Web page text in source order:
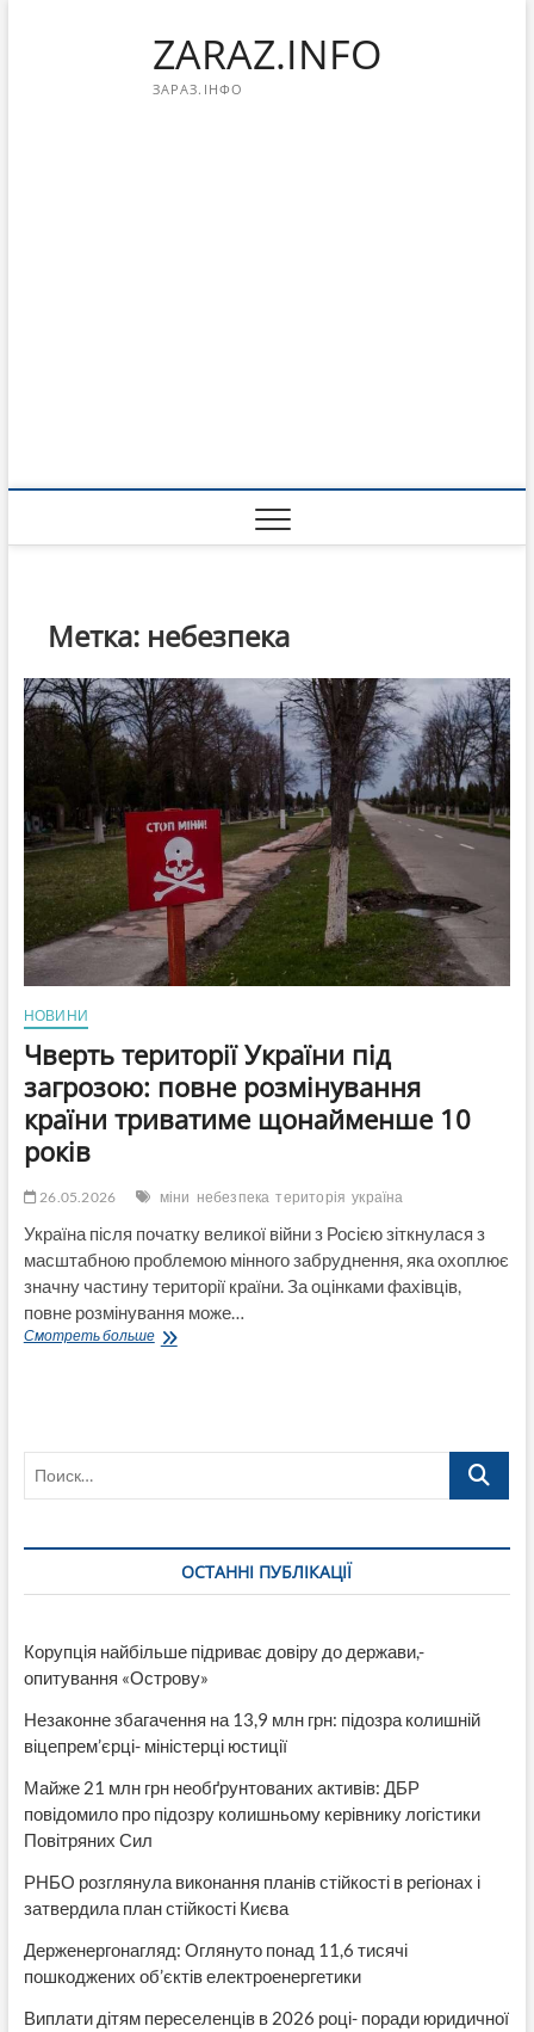
ZARAZ.INFO
ЗАРАЗ.ІНФО
Метка: небезпека
НОВИНИ
Чверть території України під
загрозою: повне розмінування
країни триватиме щонайменше 10
років
26.05.2026 міни небезпека територія україна
Україна після початку великої війни з Росією зіткнулася з
масштабною проблемою мінного забруднення, яка охоплює
значну частину території країни. За оцінками фахівців,
повне розмінування може…
Смотреть большеЧверть
10
років
Поиск…
ОСТАННІ ПУБЛІКАЦІЇ
Корупція найбільше підриває довіру до держави,-
опитування «Острову»
Незаконне збагачення на 13,9 млн грн: підозра колишній
віцепрем’єрці- міністерці юстиції
Майже 21 млн грн необґрунтованих активів: ДБР
повідомило про підозру колишньому керівнику логістики
Повітряних Сил
РНБО розглянула виконання планів стійкості в регіонах і
затвердила план стійкості Києва
Держенергонагляд: Оглянуто понад 11,6 тисячі
пошкоджених об’єктів електроенергетики
Виплати дітям переселенців в 2026 році- поради юридичної